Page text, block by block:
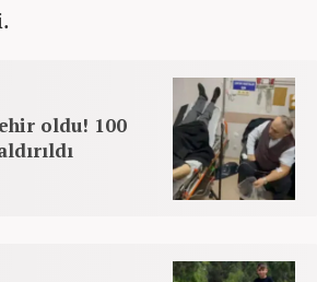
oldu! 100